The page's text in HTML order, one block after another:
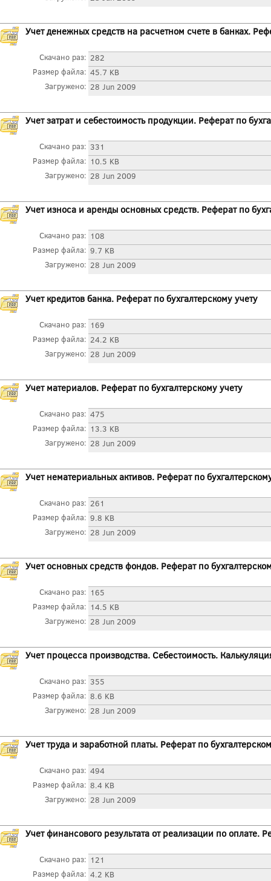
Учет денежных средств на расчетном счете в банках.
Скачано раз: 282
Размер файла: 45.7 KB
Загружено: 28 Jun 2009
Учет затрат и себестоимость продукции. Реферат по
Скачано раз: 331
Размер файла: 10.5 KB
Загружено: 28 Jun 2009
Учет износа и аренды основных средств. Реферат по
Скачано раз: 108
Размер файла: 9.7 KB
Загружено: 28 Jun 2009
Учет кредитов банка. Реферат по бухгалтерскому учету
Скачано раз: 169
Размер файла: 24.2 KB
Загружено: 28 Jun 2009
Учет материалов. Реферат по бухгалтерскому учету
Скачано раз: 475
Размер файла: 13.3 KB
Загружено: 28 Jun 2009
Учет нематериальных активов. Реферат по
Скачано раз: 261
Размер файла: 9.8 KB
Загружено: 28 Jun 2009
Учет основных средств фондов. Реферат по
Скачано раз: 165
Размер файла: 14.5 KB
Загружено: 28 Jun 2009
Учет процесса производства. Себестоимость.
Скачано раз: 355
Размер файла: 8.6 KB
Загружено: 28 Jun 2009
Учет труда и заработной платы. Реферат по
Скачано раз: 494
Размер файла: 8.4 KB
Загружено: 28 Jun 2009
Учет финансового результата от реализации по оплате.
Скачано раз: 121
Размер файла: 4.2 KB